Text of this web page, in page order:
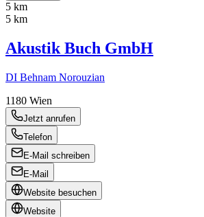
5 km
5 km
Akustik Buch GmbH
DI Behnam Norouzian
1180 Wien
Jetzt anrufen
Telefon
E-Mail schreiben
E-Mail
Website besuchen
Website